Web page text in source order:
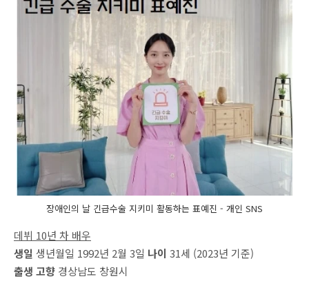
장애인의 날 긴급수술 지키미 활동하는 표예진 - 개인 SNS
데뷔 10년 차 배우
생일 생년월일 1992년 2월 3일 나이 31세 (2023년 기준)
출생 고향 경상남도 창원시